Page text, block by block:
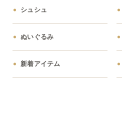
シュシュ
ぬいぐるみ
新着アイテム